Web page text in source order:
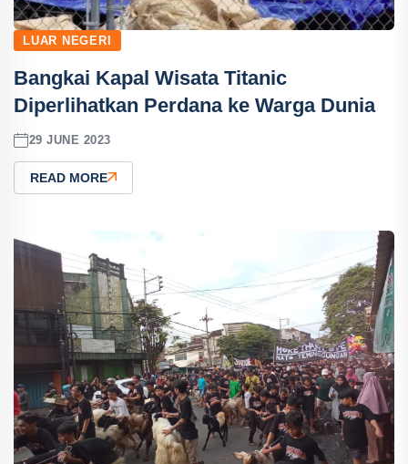
LUAR NEGERI
Bangkai Kapal Wisata Titanic
Diperlihatkan Perdana ke Warga Dunia
29 JUNE 2023
READ MORE